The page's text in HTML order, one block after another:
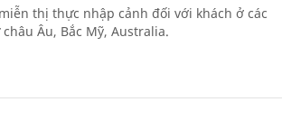
thị thực nhập cảnh đối với khách ở các
Âu, Bắc Mỹ, Australia.